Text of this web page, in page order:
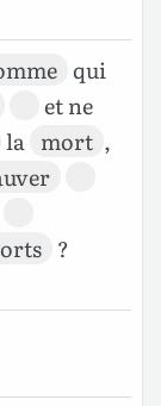
qui
et ne
la mort ,
?